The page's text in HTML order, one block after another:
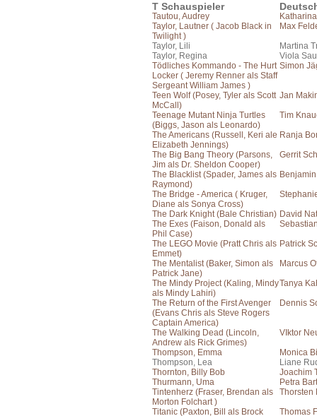
T Schauspieler
Tautou, Audrey
Taylor, Lautner ( Jacob Black in
Twilight )
Max
Taylor, Lili
Martina
Taylor, Regina
Viola
Tödliches Kommando - The Hurt
Locker ( Jeremy Renner als Staff
Sergeant William James )
Simon
Teen Wolf (Posey, Tyler als Scott
McCall)
Jan
Teenage Mutant Ninja Turtles
(Biggs, Jason als Leonardo)
Tim
The Americans (Russell, Keri ale
Elizabeth Jennings)
Ranja
The Big Bang Theory (Parsons,
Jim als Dr. Sheldon Cooper)
Gerrit
The Blacklist (Spader, James als
Raymond)
The Bridge - America ( Kruger,
Diane als Sonya Cross)
The Dark Knight (Bale Christian) David
The Exes (Faison, Donald als
Phil Case)
The LEGO Movie (Pratt Chris als
Emmet)
Patrick
The Mentalist (Baker, Simon als
Patrick Jane)
Marcus
The Mindy Project (Kaling, Mindy
als Mindy Lahiri)
Tanya
The Return of the First Avenger
(Evans Chris als Steve Rogers
Captain America)
Dennis
The Walking Dead (Lincoln,
Andrew als Rick Grimes)
VIktor
Thompson, Emma
Monica
Thompson, Lea
Liane
Thornton, Billy Bob
Joachim
Thurmann, Uma
Petra
Tintenherz (Fraser, Brendan als
Morton Folchart )
Thorsten
Titanic (Paxton, Bill als Brock
Thomas